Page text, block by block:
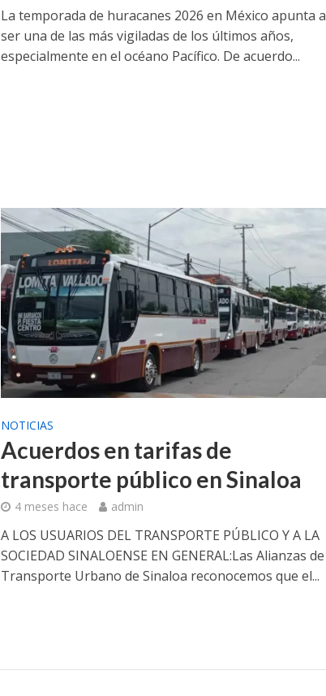
La temporada de huracanes 2026 en México apunta a
ser una de las más vigiladas de los últimos años,
especialmente en el océano Pacífico. De acuerdo...
NOTICIAS
Acuerdos en tarifas de
transporte público en Sinaloa
4 meses hace admin
A LOS USUARIOS DEL TRANSPORTE PÚBLICO Y A LA
SOCIEDAD SINALOENSE EN GENERAL:Las Alianzas de
Transporte Urbano de Sinaloa reconocemos que el...